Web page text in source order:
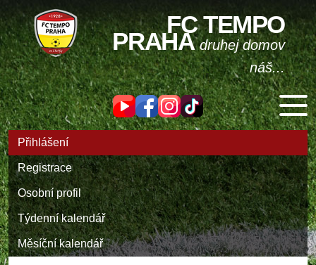
FC TEMPO
PRAHAdruhej domov
náš...
Přihlášení
Registrace
Osobní profil
Týdenní kalendář
Měsíční kalendář